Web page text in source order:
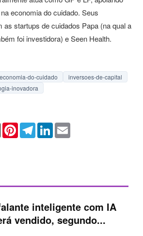
economia do cuidado. Seus
as startups de cuidados Papa (na qual a
foi investidora) e Seen Health.
economia-do-cuidado
inversoes-de-capital
inovadora
X PinterestTelegramLinkedIn
inteligente com IA
vendido, segundo...